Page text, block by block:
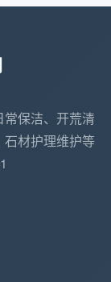
以直接拒绝服
巾。
上，多说一句
包含油烟机拆
明（例如不
保洁、开荒清
材护理维护等